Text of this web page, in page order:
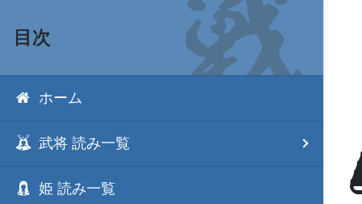
目次
ホーム
武将 読み一覧
姫 読み一覧